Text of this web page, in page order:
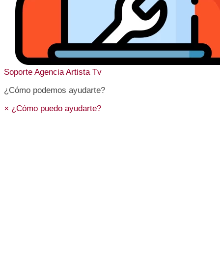
Soporte Agencia Artista Tv
¿Cómo podemos ayudarte?
× ¿Cómo puedo ayudarte?